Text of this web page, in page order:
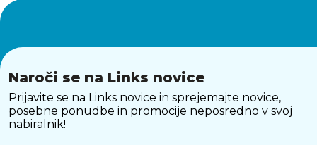
Naroči se na Links novice
Prijavite se na Links novice in sprejemajte novice,
posebne ponudbe in promocije neposredno v svoj
nabiralnik!